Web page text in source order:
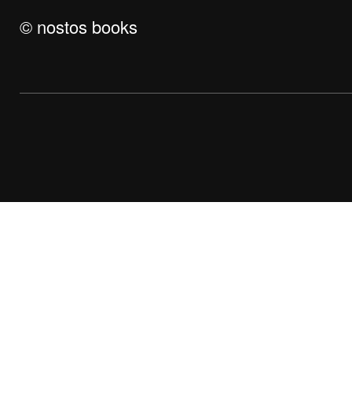
© nostos books